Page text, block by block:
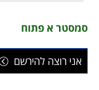
תואר ראשון בלימודי
פסיכולוגיה
סמסטר א פתוח
אני רוצה להירשם